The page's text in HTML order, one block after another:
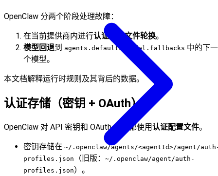
OpenClaw 分两个阶段处理故障：
在当前提供商内进行认证配置文件轮换。
模型回退到 agents.defaults.model.fallbacks 中的下一
个模型。
本文档解释运行时规则及其背后的数据。
认证存储（密钥 + OAuth）
OpenClaw 对 API 密钥和 OAuth 令牌都使用认证配置文件。
密钥存储在 ~/.openclaw/agents/<agentId>/agent/
profiles.json
（旧版：
~/.openclaw/agent/auth-
profiles.json）。